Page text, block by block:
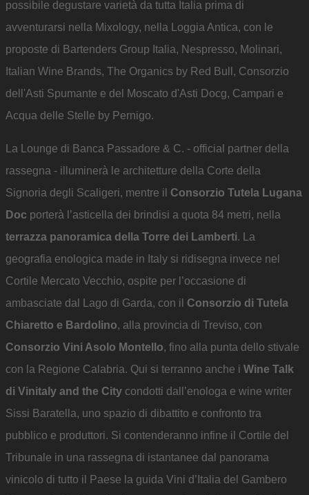
possibile degustare varietà da tutta Italia prima di
avventurarsi nella Mixology, nella Loggia Antica, con le
proposte di Bartenders Group Italia, Nespresso, Molinari,
Italian Wine Brands, The Organics by Red Bull, Consorzio
dell'Asti Spumante e del Moscato d'Asti Docg, Campari e
Acqua delle Stelle by Pernigo.
La Lounge di Banca Passadore & C. - official partner della
rassegna - illuminerà le architetture della Corte della
Signoria degli Scaligeri, mentre il Consorzio Tutela Lugana
Doc porterà l’asticella dei brindisi a quota 84 metri, nella
terrazza panoramica della Torre dei Lamberti. La
geografia enologica made in Italy si ridisegna invece nel
Cortile Mercato Vecchio, ospite per l’occasione di
ambasciate dal Lago di Garda, con il Consorzio di Tutela
Chiaretto e Bardolino, alla provincia di Treviso, con
Consorzio Vini Asolo Montello, fino alla punta dello stivale
con la Regione Calabria. Qui si terranno anche i Wine Talk
di Vinitaly and the City condotti dall’enologa e wine writer
Sissi Baratella, uno spazio di dibattito e confronto tra
pubblico e produttori. Si contenderanno infine il Cortile del
Tribunale in una rassegna di istantanee dal panorama
vinicolo di tutto il Paese la guida Vini d’Italia del Gambero